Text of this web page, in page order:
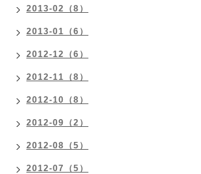
2013-02（8）
2013-01（6）
2012-12（6）
2012-11（8）
2012-10（8）
2012-09（2）
2012-08（5）
2012-07（5）